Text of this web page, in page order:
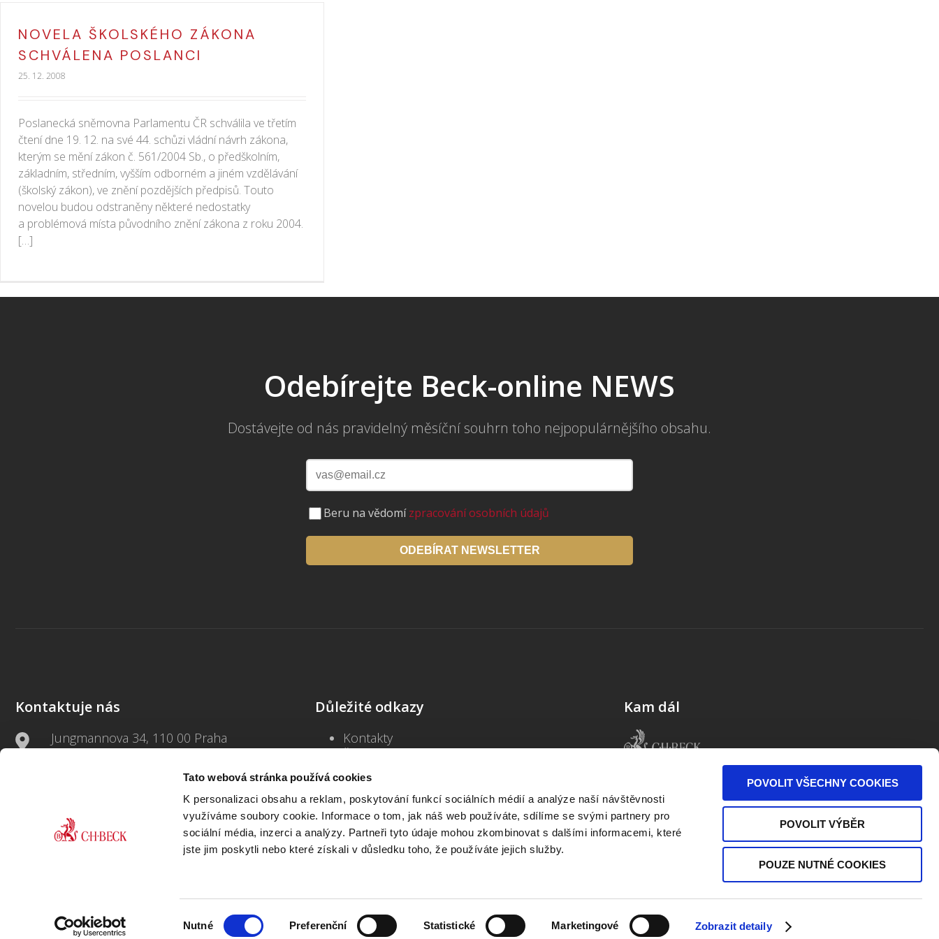
Tato webová stránka používá cookies
K personalizaci obsahu a reklam, poskytování funkcí sociálních médií a analýze naší návštěvnosti
využíváme soubory cookie. Informace o tom, jak náš web používáte, sdílíme se svými partnery pro
sociální média, inzerci a analýzy. Partneři tyto údaje mohou zkombinovat s dalšími informacemi, které
jste jim poskytli nebo které získali v důsledku toho, že používáte jejich služby.
Nutné Preferenční Statistické Marketingové Zobrazit detaily
POVOLIT VŠECHNY COOKIES
POVOLIT VÝBĚR
POUZE NUTNÉ COOKIES
NOVELA ŠKOLSKÉHO ZÁKONA
SCHVÁLENA POSLANCI
25. 12. 2008
Poslanecká sněmovna Parlamentu ČR schválila ve třetím
čtení dne 19. 12. na své 44. schůzi vládní návrh zákona,
kterým se mění zákon č. 561/2004 Sb., o předškolním,
základním, středním, vyšším odborném a jiném vzdělávání
(školský zákon), ve znění pozdějších předpisů. Touto
novelou budou odstraněny některé nedostatky
a problémová místa původního znění zákona z roku 2004.
[…]
Odebírejte Beck-online NEWS
Dostávejte od nás pravidelný měsíční souhrn toho nejpopulárnějšího obsahu.
Beru na vědomízpracování osobních údajů
ODEBÍRAT NEWSLETTER
Kontaktuje nás
Jungmannova 34, 110 00 Praha
Důležité odkazy
Kontakty
Blog
Všeobecné obchodní podmínky
Informace o zpracování osobních údajů
Prohlášení o přístupnosti
Beck-online START
Kam dál